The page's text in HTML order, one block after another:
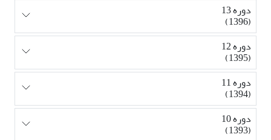
دوره 13
(1396)
دوره 12
(1395)
دوره 11
(1394)
دوره 10
(1393)